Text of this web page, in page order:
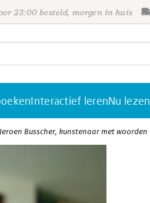
23:00 besteld, morgen in huis
Interactief lerenNu lezen
Busscher, kunstenaar met woorden